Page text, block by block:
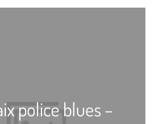
police blues –